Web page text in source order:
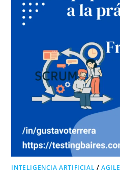
INTELIGENCIA ARTIFICIAL /AGILE